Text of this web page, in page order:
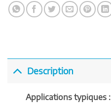
Description
Applications typiques :